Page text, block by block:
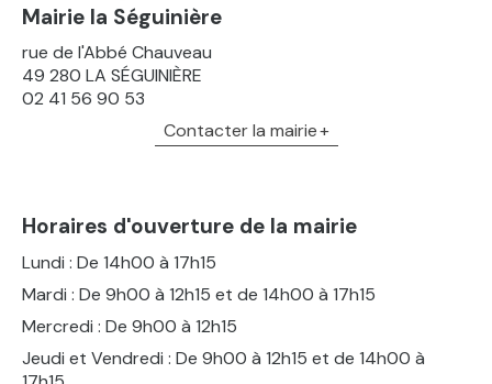
Mairie la Séguinière
rue de l'Abbé Chauveau
49 280 LA SÉGUINIÈRE
02 41 56 90 53
Contacter la mairie
Horaires d'ouverture de la mairie
Lundi : De 14h00 à 17h15
Mardi : De 9h00 à 12h15 et de 14h00 à 17h15
Mercredi : De 9h00 à 12h15
Jeudi et Vendredi : De 9h00 à 12h15 et de 14h00 à